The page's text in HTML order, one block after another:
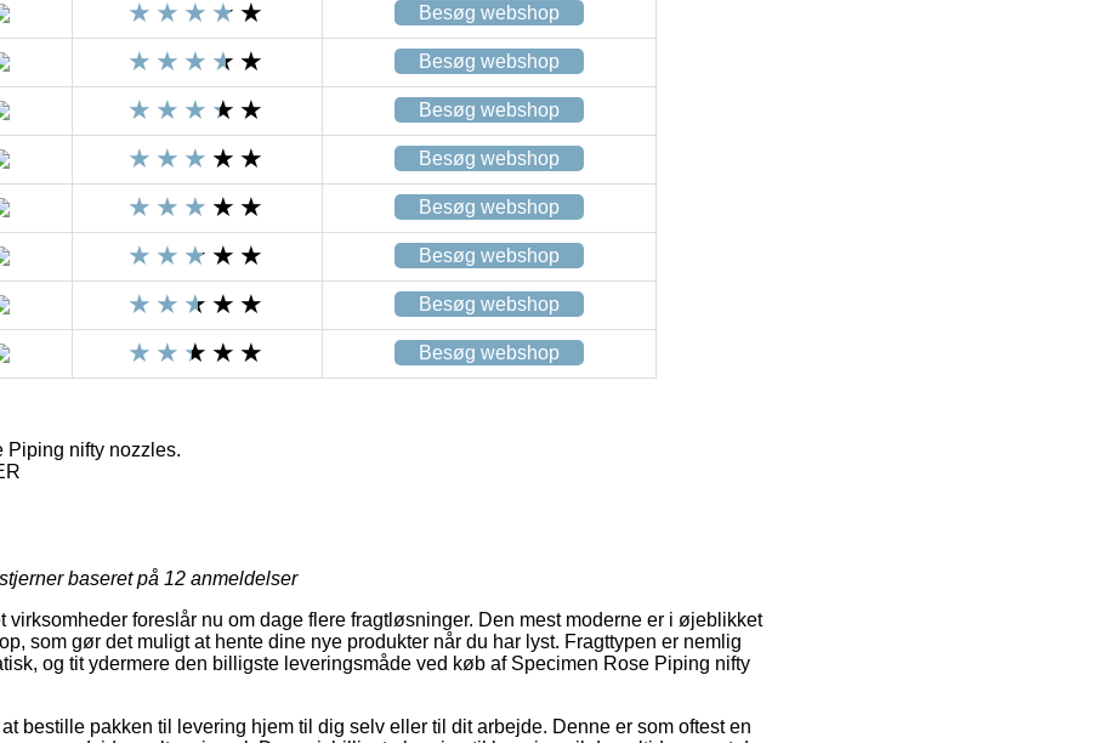
Besøg webshop
Besøg webshop
Besøg webshop
Besøg webshop
Besøg webshop
Besøg webshop
Besøg webshop
Besøg webshop
Piping nifty nozzles.
baseret på 12 anmeldelser
virksomheder foreslår nu om dage flere fragtløsninger. Den mest moderne er i øjeblikket
som gør det muligt at hente dine nye produkter når du har lyst. Fragttypen er nemlig
og tit ydermere den billigste leveringsmåde ved køb af Specimen Rose Piping nifty
bestille pakken til levering hjem til dig selv eller til dit arbejde. Denne er som oftest en